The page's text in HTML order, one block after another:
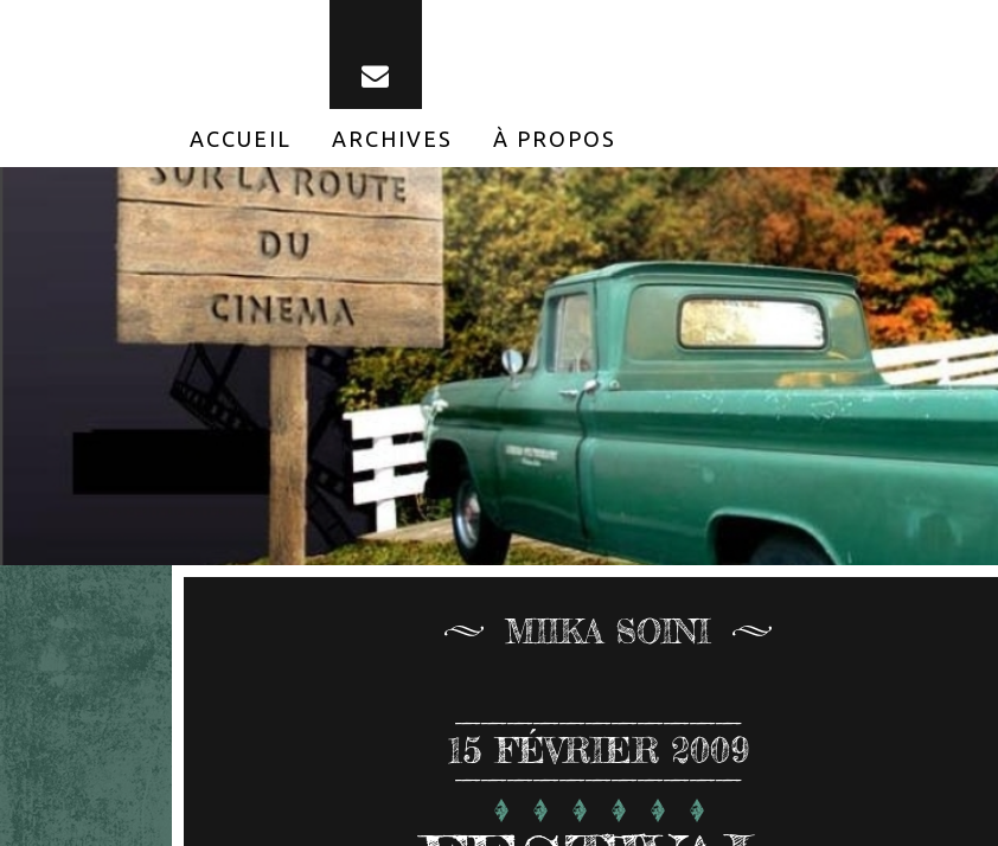
ACCUEIL ARCHIVES À PROPOS
MIIKA SOINI
15 FÉVRIER 2009